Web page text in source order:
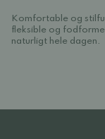
Komfortable og
fleksible og
naturligt hele dagen.